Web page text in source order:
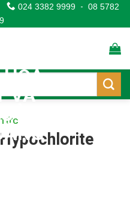
024 3382 9999 - 08 5782